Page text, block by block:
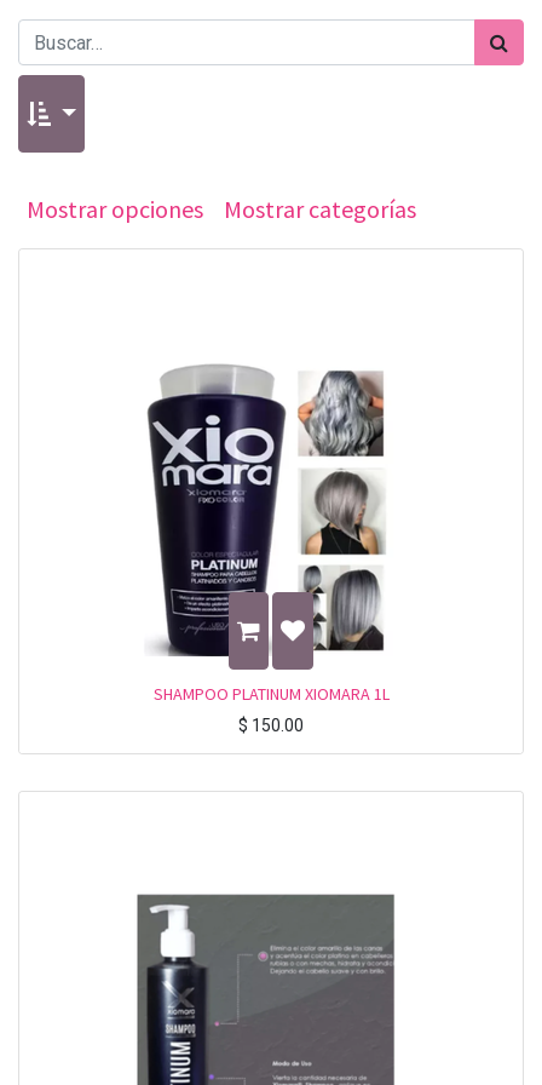
Mostrar opciones Mostrar categorías
SHAMPOO PLATINUM XIOMARA 1L
$ 150.00